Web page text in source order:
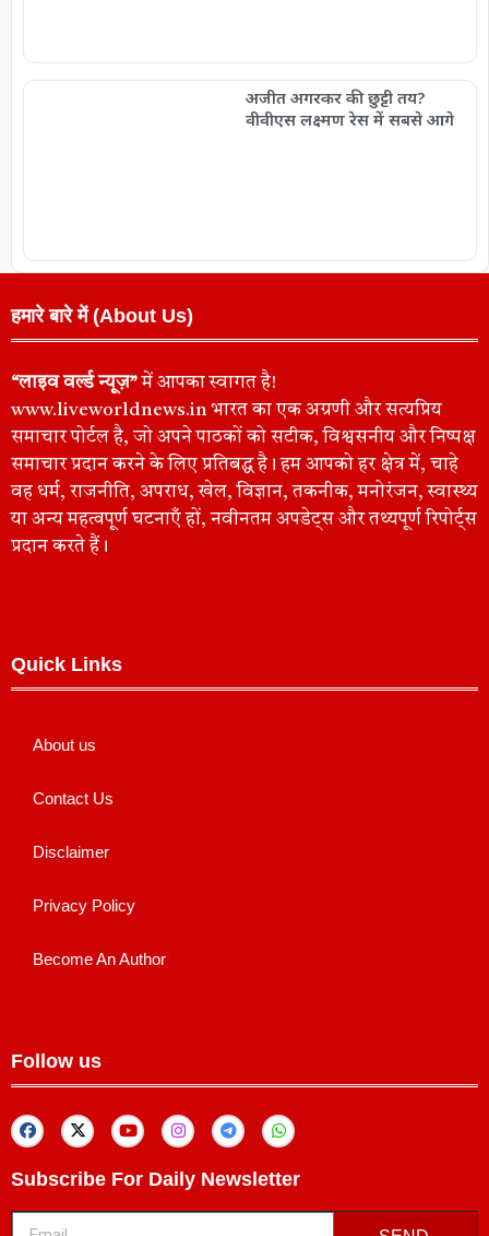
अजीत अगरकर की छुट्टी तय?
वीवीएस लक्ष्मण रेस में सबसे आगे
हमारे बारे में (About Us)
“लाइव वर्ल्ड न्यूज़”में आपका स्वागत है!
www.liveworldnews.in भारत का एक अग्रणी और सत्यप्रिय
समाचार पोर्टल है, जो अपने पाठकों को सटीक, विश्वसनीय और निष्पक्ष
समाचार प्रदान करने के लिए प्रतिबद्ध है। हम आपको हर क्षेत्र में, चाहे
वह धर्म, राजनीति, अपराध, खेल, विज्ञान, तकनीक, मनोरंजन, स्वास्थ्य
या अन्य महत्वपूर्ण घटनाएँ हों, नवीनतम अपडेट्स और तथ्यपूर्ण रिपोर्ट्स
प्रदान करते हैं।
Quick Links
About us
Contact Us
Disclaimer
Privacy Policy
Become An Author
Follow us
Subscribe For Daily Newsletter